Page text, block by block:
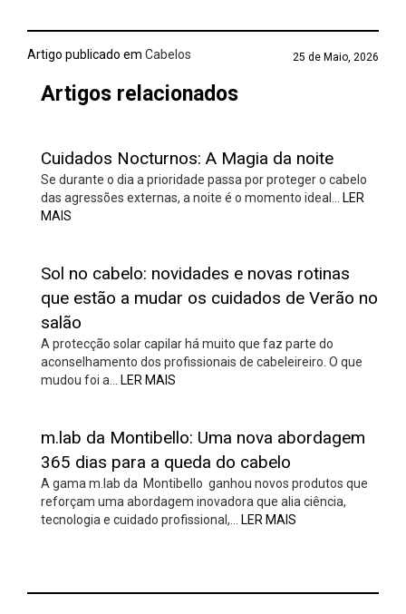
Artigo publicado em Cabelos 25 de Maio, 2026
Artigos relacionados
Cuidados Nocturnos: A Magia da noite
Se durante o dia a prioridade passa por proteger o cabelo
das agressões externas, a noite é o momento ideal… LER
MAIS
Sol no cabelo: novidades e novas rotinas
que estão a mudar os cuidados de Verão no
salão
A protecção solar capilar há muito que faz parte do
aconselhamento dos profissionais de cabeleireiro. O que
mudou foi a… LER MAIS
m.lab da Montibello: Uma nova abordagem
365 dias para a queda do cabelo
A gama m.lab da Montibello ganhou novos produtos que
reforçam uma abordagem inovadora que alia ciência,
tecnologia e cuidado profissional,… LER MAIS